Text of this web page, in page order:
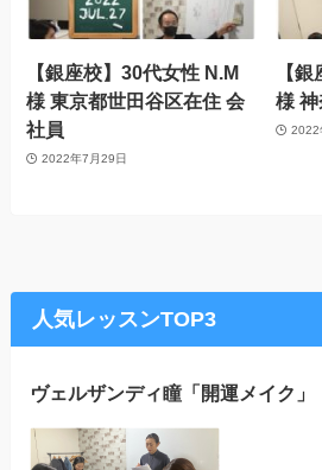
【銀座校】30代女性 N.M
様 東京都世田谷区在住 会
社員
2022年7月29日
【
様
2022
人気レッスンTOP3
ヴェルザンディ瞳「開運メイク」